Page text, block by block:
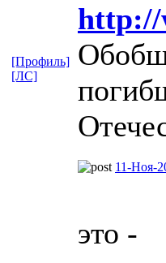
http://
[Профиль]
[ЛС]
11-Ноя-
это -